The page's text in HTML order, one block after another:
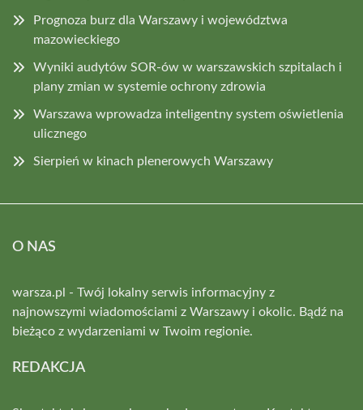
Prognoza burz dla Warszawy i województwa
mazowieckiego
Wyniki audytów SOR-ów w warszawskich szpitalach i
plany zmian w systemie ochrony zdrowia
Warszawa wprowadza inteligentny system oświetlenia
ulicznego
Sierpień w kinach plenerowych Warszawy
O NAS
warsza.pl - Twój lokalny serwis informacyjny z
najnowszymi wiadomościami z Warszawy i okolic. Bądź na
bieżąco z wydarzeniami w Twoim regionie.
REDAKCJA